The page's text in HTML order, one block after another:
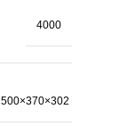
4000
500×370×302